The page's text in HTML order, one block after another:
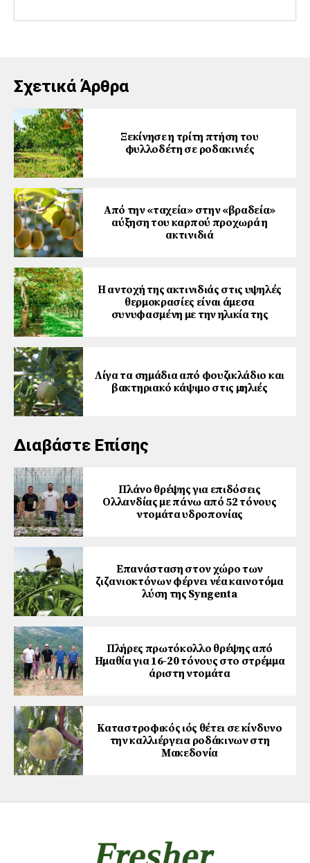
Σχετικά Άρθρα
Ξεκίνησε η τρίτη πτήση του
φυλλοδέτη σε ροδακινιές
Από την «ταχεία» στην «βραδεία»
αύξηση του καρπού προχωρά η
ακτινιδιά
Η αντοχή της ακτινιδιάς στις υψηλές
θερμοκρασίες είναι άμεσα
συνυφασμένη με την ηλικία της
Λίγα τα σημάδια από φουζικλάδιο και
βακτηριακό κάψιμο στις μηλιές
Διαβάστε Επίσης
Πλάνο θρέψης για επιδόσεις
Ολλανδίας με πάνω από 52 τόνους
ντομάτα υδροπονίας
Επανάσταση στον χώρο των
ζιζανιοκτόνων φέρνει νέα καινοτόμα
λύση της Syngenta
Πλήρες πρωτόκολλο θρέψης από
Ημαθία για 16-20 τόνους στο στρέμμα
άριστη ντομάτα
Καταστροφικός ιός θέτει σε κίνδυνο
την καλλιέργεια ροδάκινων στη
Μακεδονία